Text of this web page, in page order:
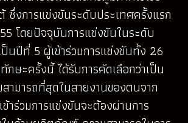
ซึ่งการแข่งขันระดับประเทศครั้งแรก
โดยปัจจุบันการแข่งขันในระดับ
นปีที่ 5 ผู้เข้าร่วมการแข่งขันทั้ง 26
ษะครั้งนี้ ได้รับการคัดเลือกว่าเป็น
ามารถที่สุดในสายงานของตนจาก
าร่วมการแข่งขันจะต้องผ่านการ